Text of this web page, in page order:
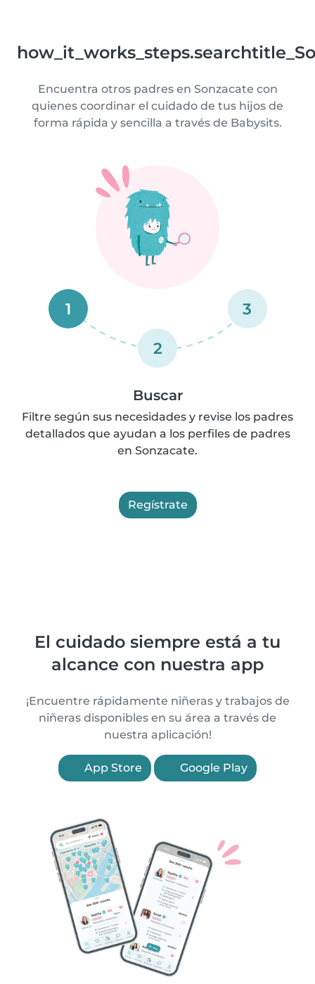
Encuentra otros padres en Sonzacate con
quienes coordinar el cuidado de tus hijos de
forma rápida y sencilla a través de Babysits.
1
2
3
Buscar
Filtre según sus necesidades y revise los padres
detallados que ayudan a los perfiles de padres
en Sonzacate.
Regístrate
El cuidado siempre está a tu
alcance con nuestra app
¡Encuentre rápidamente niñeras y trabajos de
niñeras disponibles en su área a través de
nuestra aplicación!
App Store Google Play